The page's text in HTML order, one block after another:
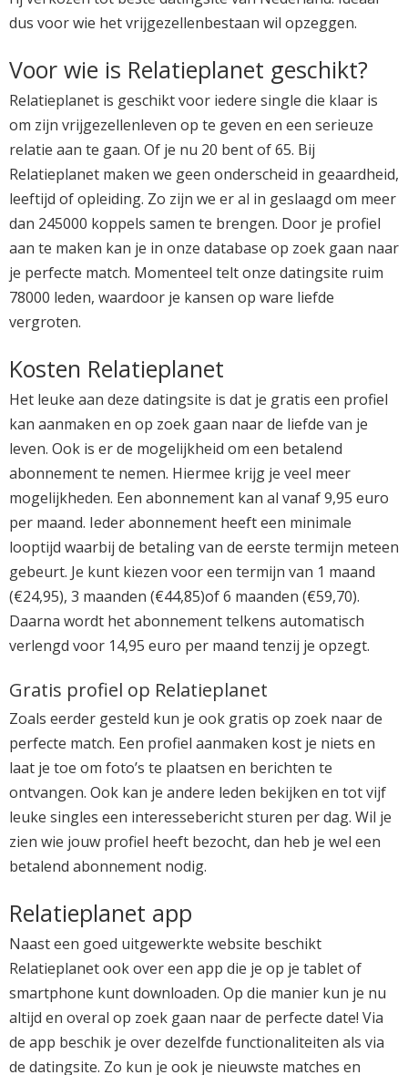
dus voor wie het vrijgezellenbestaan wil opzeggen.
Voor wie is Relatieplanet geschikt?
Relatieplanet is geschikt voor iedere single die klaar is
om zijn vrijgezellenleven op te geven en een serieuze
relatie aan te gaan. Of je nu 20 bent of 65. Bij
Relatieplanet maken we geen onderscheid in geaardheid,
leeftijd of opleiding. Zo zijn we er al in geslaagd om meer
dan 245000 koppels samen te brengen. Door je profiel
aan te maken kan je in onze database op zoek gaan naar
je perfecte match. Momenteel telt onze datingsite ruim
78000 leden, waardoor je kansen op ware liefde
vergroten.
Kosten Relatieplanet
Het leuke aan deze datingsite is dat je gratis een profiel
kan aanmaken en op zoek gaan naar de liefde van je
leven. Ook is er de mogelijkheid om een betalend
abonnement te nemen. Hiermee krijg je veel meer
mogelijkheden. Een abonnement kan al vanaf 9,95 euro
per maand. Ieder abonnement heeft een minimale
looptijd waarbij de betaling van de eerste termijn meteen
gebeurt. Je kunt kiezen voor een termijn van 1 maand
(€24,95), 3 maanden (€44,85)of 6 maanden (€59,70).
Daarna wordt het abonnement telkens automatisch
verlengd voor 14,95 euro per maand tenzij je opzegt.
Gratis profiel op Relatieplanet
Zoals eerder gesteld kun je ook gratis op zoek naar de
perfecte match. Een profiel aanmaken kost je niets en
laat je toe om foto’s te plaatsen en berichten te
ontvangen. Ook kan je andere leden bekijken en tot vijf
leuke singles een interessebericht sturen per dag. Wil je
zien wie jouw profiel heeft bezocht, dan heb je wel een
betalend abonnement nodig.
Relatieplanet app
Naast een goed uitgewerkte website beschikt
Relatieplanet ook over een app die je op je tablet of
smartphone kunt downloaden. Op die manier kun je nu
altijd en overal op zoek gaan naar de perfecte date! Via
de app beschik je over dezelfde functionaliteiten als via
de datingsite. Zo kun je ook je nieuwste matches en